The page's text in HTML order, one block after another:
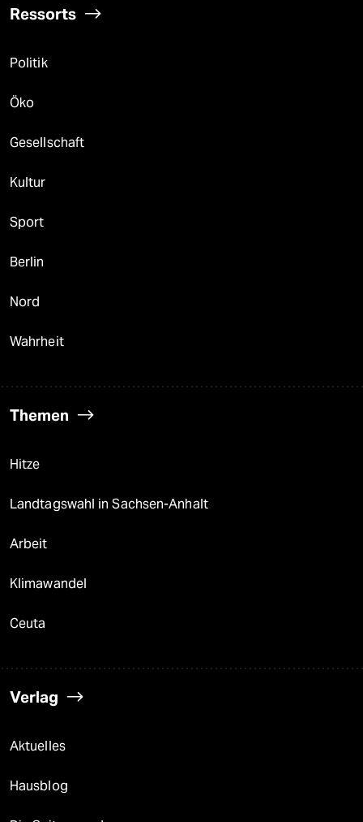
Ressorts
Politik
Öko
Gesellschaft
Kultur
Sport
Berlin
Nord
Wahrheit
Themen
Hitze
Landtagswahl in Sachsen-Anhalt
Arbeit
Klimawandel
Ceuta
Verlag
Aktuelles
Hausblog